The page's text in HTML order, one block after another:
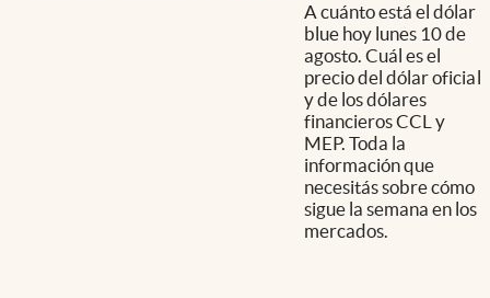
A cuánto está el dólar
blue hoy lunes 10 de
agosto. Cuál es el
precio del dólar oficial
y de los dólares
financieros CCL y
MEP. Toda la
información que
necesitás sobre cómo
sigue la semana en los
mercados.